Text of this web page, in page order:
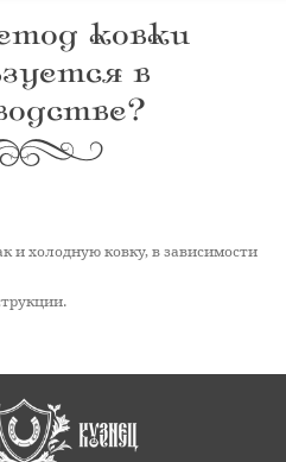
ковки
в
и холодную ковку, в зависимости